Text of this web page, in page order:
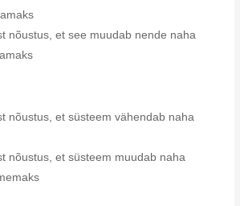
nõustus, et see muudab nende naha
nõustus, et süsteem vähendab naha
nõustus, et süsteem muudab naha